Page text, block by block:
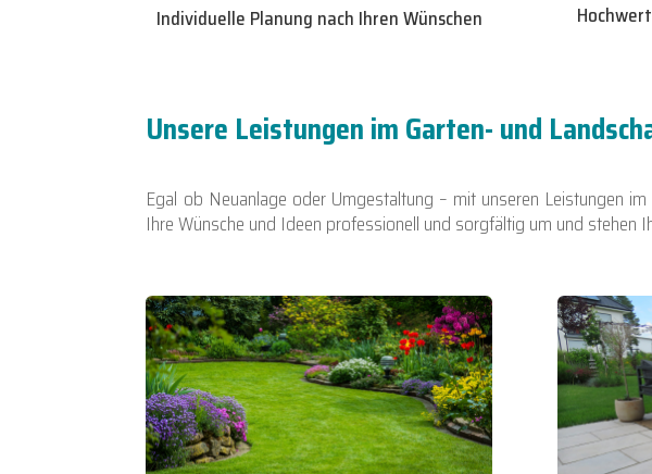
Individuelle Planung nach Ihren Wünschen
Unsere Leistungen im Garten- und
Egal ob Neuanlage oder Umgestaltung – mit unseren Leistungen
Ihre Wünsche und Ideen professionell und sorgfältig um und stehen